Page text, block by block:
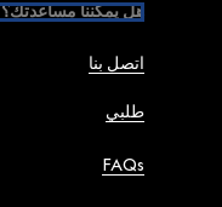
هل يمكننا مساعدتك؟
اتصل بنا
طلبي
FAQs